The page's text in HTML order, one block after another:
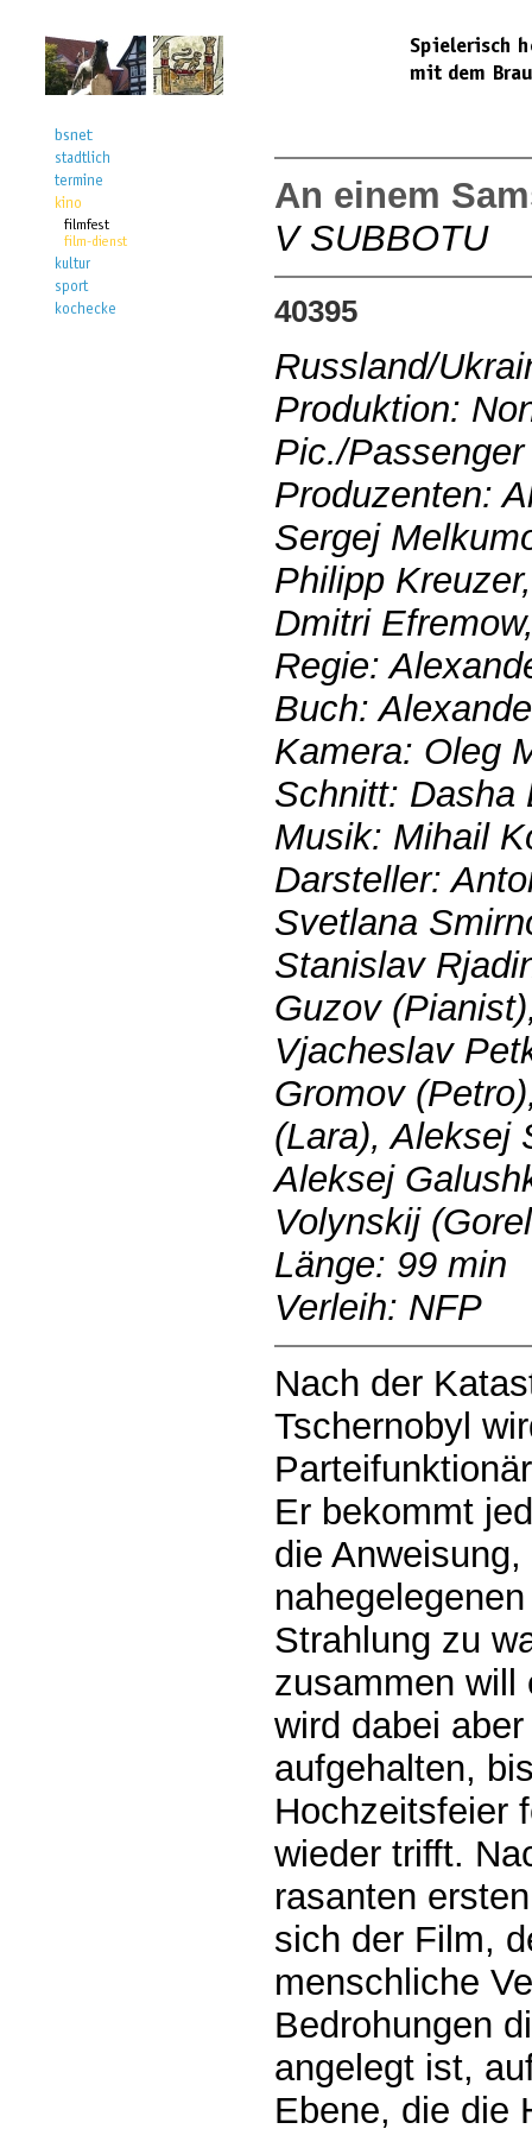
An einem
V SUBBOTU
40395
Russland/
Produktion:
Pic./
Produzenten:
Sergej
Philipp
Dmitri
Regie:
Buch:
Kamera: Oleg
Schnitt: Dasha
Musik: Mihail
Darsteller:
Svetlana
Stanislav
Guzov
Vjacheslav
Gromov
(Lara), Aleksej
Aleksej
Volynskij
Länge: 99 min
Verleih: NFP
Nach der
Tschernobyl
Er bekommt
die
Strahlung zu
zusammen will
wird dabei
aufgehalten,
Hochzeitsfeier
wieder trifft.
rasanten
sich der Film,
menschliche
Bedrohungen
angelegt ist,
Ebene, die die